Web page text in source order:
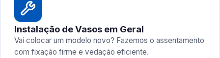
Instalação de Vasos em Geral
Vai colocar um modelo novo? Fazemos o assentamento
com fixação firme e vedação eficiente.